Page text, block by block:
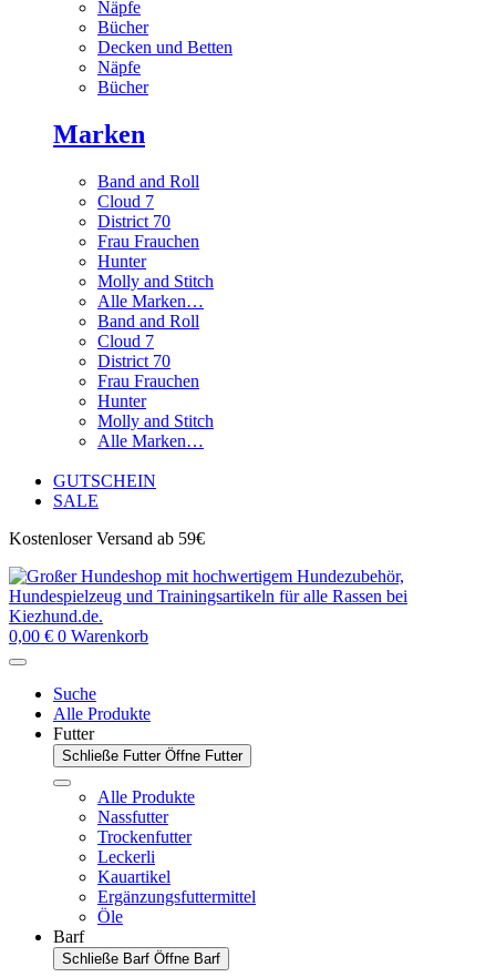
Näpfe
Bücher
Decken und Betten
Näpfe
Bücher
Marken
Band and Roll
Cloud 7
District 70
Frau Frauchen
Hunter
Molly and Stitch
Alle Marken…
Band and Roll
Cloud 7
District 70
Frau Frauchen
Hunter
Molly and Stitch
Alle Marken…
GUTSCHEIN
SALE
Kostenloser Versand ab 59€
0,00 € 0 Warenkorb
Suche
Alle Produkte
Futter
Schließe Futter Öffne Futter
Alle Produkte
Nassfutter
Trockenfutter
Leckerli
Kauartikel
Ergänzungsfuttermittel
Öle
Barf
Schließe Barf Öffne Barf